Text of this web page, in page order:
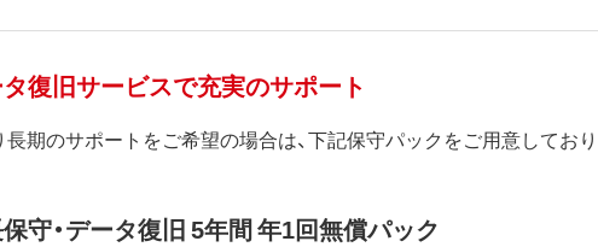
復旧サービスで充実のサポート
期のサポートをご希望の場合は、下記保守パックをご用意してお
守・データ復旧 5年間 年1回無償パック